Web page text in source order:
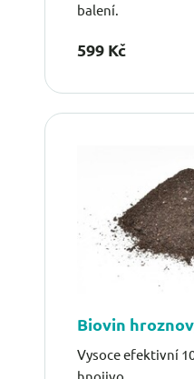
balení.
599 Kč
Biovin
Vysoce efektivní